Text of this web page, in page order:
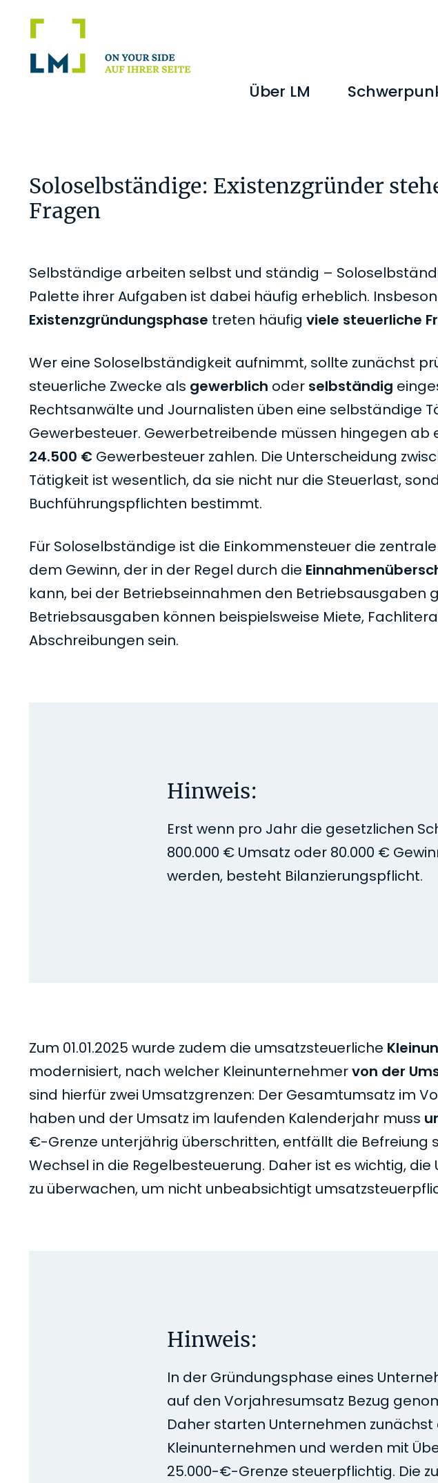
Hauptnavigation
Seitenspalte
Fußzeile
Über LM
Soloselbständige: Existenzgründer
Fragen
Selbständige arbeiten selbst und ständig –
Palette ihrer Aufgaben ist dabei häufig erheblich.
Existenzgründungsphase treten häufig viele steuerliche
Wer eine Soloselbständigkeit aufnimmt, sollte zunächst
steuerliche Zwecke als gewerblich oder selbständig
Rechtsanwälte und Journalisten üben eine selbständige
Gewerbesteuer. Gewerbetreibende müssen hingegen ab
24.500 € Gewerbesteuer zahlen. Die Unterscheidung
Tätigkeit ist wesentlich, da sie nicht nur die Steuerlast,
Buchführungspflichten bestimmt.
Für Soloselbständige ist die Einkommensteuer die
dem Gewinn, der in der Regel durch die
kann, bei der Betriebseinnahmen den Betriebsausgaben
Betriebsausgaben können beispielsweise Miete,
Abschreibungen sein.
Hinweis:
Erst wenn pro Jahr die gesetzlichen
800.000 € Umsatz oder 80.000 €
werden, besteht Bilanzierungspflicht.
Zum 01.01.2025 wurde zudem die umsatzsteuerliche
modernisiert, nach welcher Kleinunternehmervon der
sind hierfür zwei Umsatzgrenzen: Der Gesamt­umsatz im
haben und der Umsatz im laufenden Kalenderjahr muss
€-Grenze unterjährig überschritten, entfällt die Befreiung
Wechsel in die Regelbesteuerung. Daher ist es wichtig,
zu überwachen, um nicht unbeabsichtigt
Hinweis:
In der Gründungsphase eines
auf den Vorjahresumsatz Bezug
Daher starten Unternehmen zunächst
Kleinunternehmen und werden mit
25.000-€-Grenze steuerpflichtig. Die